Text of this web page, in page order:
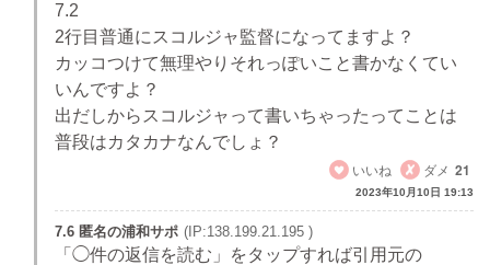
7.2
2行目普通にスコルジャ監督になってますよ？
カッコつけて無理やりそれっぽいこと書かなくてい
いんですよ？
出だしからスコルジャって書いちゃったってことは
普段はカタカナなんでしょ？
いいね
ダメ 21
2023年10月10日 19:13
7.6 匿名の浦和サポ (IP:138.199.21.195 )
「◯件の返信を読む」をタップすれば引用元の